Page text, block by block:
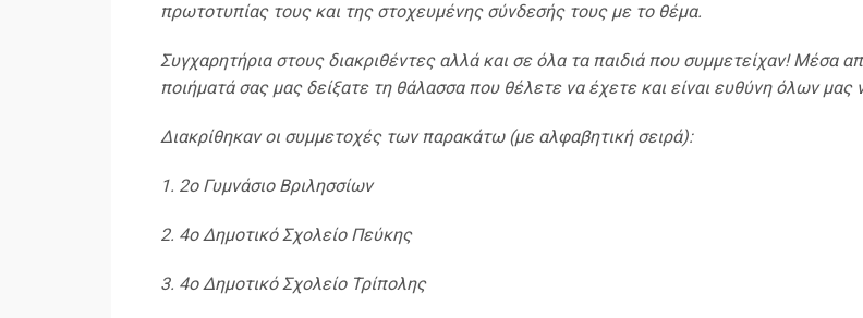
πρωτοτυπίας τους και της στοχευμένης σύνδεσής τους με το θέμα.
Συγχαρητήρια στους διακριθέντες αλλά και σε όλα τα παιδιά που συμμετείχαν! Μέσα
ποιήματά σας μας δείξατε τη θάλασσα που θέλετε να έχετε και είναι ευθύνη όλων
Διακρίθηκαν οι συμμετοχές των παρακάτω (με αλφαβητική σειρά):
1. 2ο Γυμνάσιο Βριλησσίων
2. 4ο Δημοτικό Σχολείο Πεύκης
3. 4ο Δημοτικό Σχολείο Τρίπολης